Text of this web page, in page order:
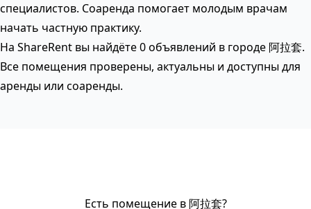
специалистов. Соаренда помогает молодым врачам
начать частную практику.
На ShareRent вы найдёте 0 объявлений в городе 阿拉套.
Все помещения проверены, актуальны и доступны для
аренды или соаренды.
Есть помещение в 阿拉套?